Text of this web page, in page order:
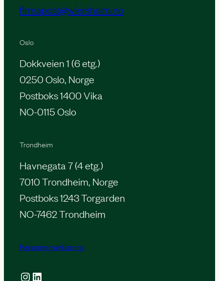
firmapost@wiersholm.no
Oslo
Dokkveien 1 (6 etg.)
0250 Oslo, Norge
Postboks 1400 Vika
NO-0115 Oslo
Trondheim
Havnegata 7 (4 etg.)
7010 Trondheim, Norge
Postboks 1243 Torgarden
NO-7462 Trondheim
Personvernerklæring
Instagram LinkedIn